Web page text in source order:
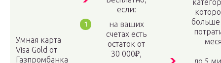
Умная карта
Visa Gold от
Газпромбанка
если:
на ваших
счетах есть
остаток от
30 000₽,
больше
до 5